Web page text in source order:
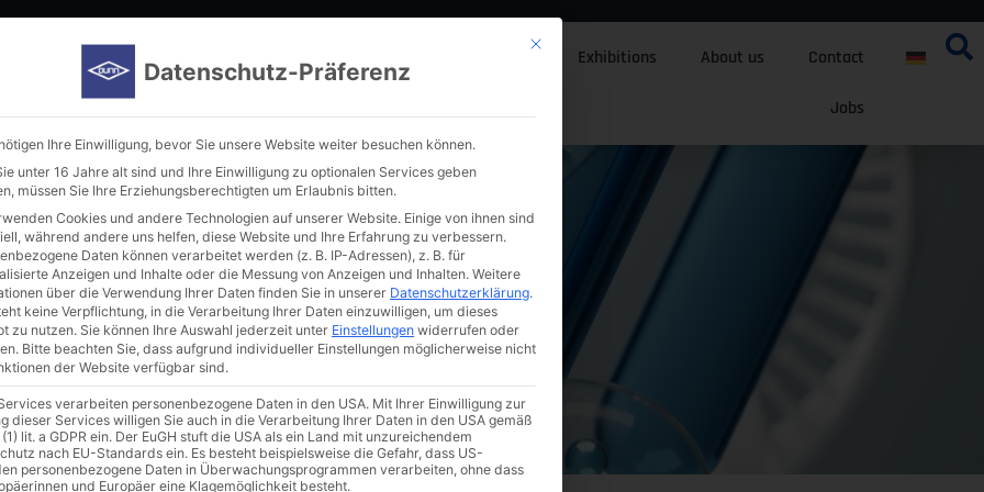
Manufacturer Immunoreagents Exhibitions About us Contact
Jobs
– NB-205Q
Mit diesem Button wird der Dialog geschlossen. Seine Funktionalität ist
Datenschutz-Präferenz
Ihre Einwilligung, bevor Sie unsere Website weiter besuchen können.
unter 16 Jahre alt sind und Ihre Einwilligung zu optionalen Services geben
müssen Sie Ihre Erziehungsberechtigten um Erlaubnis bitten.
Cookies und andere Technologien auf unserer Website. Einige von ihnen sind
während andere uns helfen, diese Website und Ihre Erfahrung zu verbessern.
Daten können verarbeitet werden (z. B. IP-Adressen), z. B. für
Anzeigen und Inhalte oder die Messung von Anzeigen und Inhalten. Weitere
über die Verwendung Ihrer Daten finden Sie in unserer Datenschutzerklärung.
keine Verpflichtung, in die Verarbeitung Ihrer Daten einzuwilligen, um dieses
zu nutzen. Sie können Ihre Auswahl jederzeit unter Einstellungen widerrufen oder
Bitte beachten Sie, dass aufgrund individueller Einstellungen möglicherweise nicht
der Website verfügbar sind.
verarbeiten personenbezogene Daten in den USA. Mit Ihrer Einwilligung zur
dieser Services willigen Sie auch in die Verarbeitung Ihrer Daten in den USA gemäß
lit. a GDPR ein. Der EuGH stuft die USA als ein Land mit unzureichendem
nach EU-Standards ein. Es besteht beispielsweise die Gefahr, dass US-
personenbezogene Daten in Überwachungsprogrammen verarbeiten, ohne dass
und Europäer eine Klagemöglichkeit besteht.